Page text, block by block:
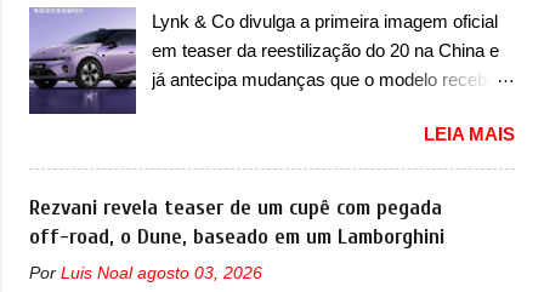
logo abaixo do logotipo e dos faróis. Ele ainda
possui um espaço para a placa novo abaixo
do vinco e uma nova entrada de ar inferio...
vez no segmento de... sedãs. Antecipado por
imagens teaser, o Formula S será o primeiro
três volumes da Fang Cheng Bao, que
Denza. Até o momento, a marca divulgou
algumas imagens externas e informações
sobre o sedã, que terá seu lançamento ainda
neste ano de 2026. Em termos de design, o
Formula S segue basicamente as mesmas
Lynk & Co divulga a primeira imagem oficial
em teaser da reestilização do 20 na China e
já antecipa mudanças que o modelo receberá
vai apresentar na China as primeiras
mudanças para o Z20, um misto de hatch
com SUV que é vendido no mercado chinês
desde o lançamento, em 2024. Agora, o
modelo passará por sua primeira mudança
visual e também mudará de nome. Vendido
LEIA MAIS
Rezvani revela teaser de um cupê com pegada
off-road, o Dune, baseado em um Lamborghini
Por Luis Noal agosto 03, 2026